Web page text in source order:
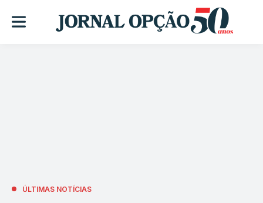
ÚLTIMAS NOTÍCIAS